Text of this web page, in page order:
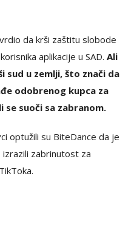
da krši zaštitu slobode
aplikacije u SAD. Ali
sud u zemlji, što znači da
odobrenog kupca za
se suoči sa zabranom.
optužili su BiteDance da je
zabrinutost za